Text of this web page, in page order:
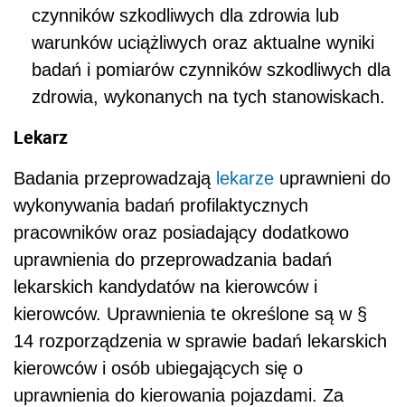
czynników szkodliwych dla zdrowia lub
warunków uciążliwych oraz aktualne wyniki
badań i pomiarów czynników szkodliwych dla
zdrowia, wykonanych na tych stanowiskach.
Lekarz
Badania przeprowadzają lekarze uprawnieni do
wykonywania badań profilaktycznych
pracowników oraz posiadający dodatkowo
uprawnienia do przeprowadzania badań
lekarskich kandydatów na kierowców i
kierowców. Uprawnienia te określone są w §
14 rozporządzenia w sprawie badań lekarskich
kierowców i osób ubiegających się o
uprawnienia do kierowania pojazdami. Za